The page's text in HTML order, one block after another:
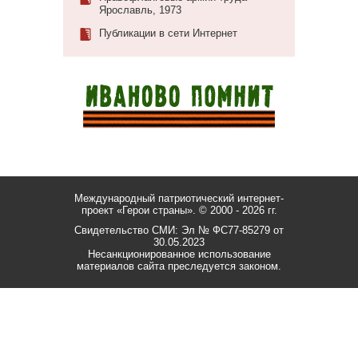
Ярославль, 1973
Публикации в сети Интернет
Международный патриотический интернет-
проект «Герои страны». © 2000 - 2026 гг.
Свидетельство СМИ: Эл № ФС77-85279 от
30.05.2023
Несанкционированное использование
материалов сайта преследуется законом.